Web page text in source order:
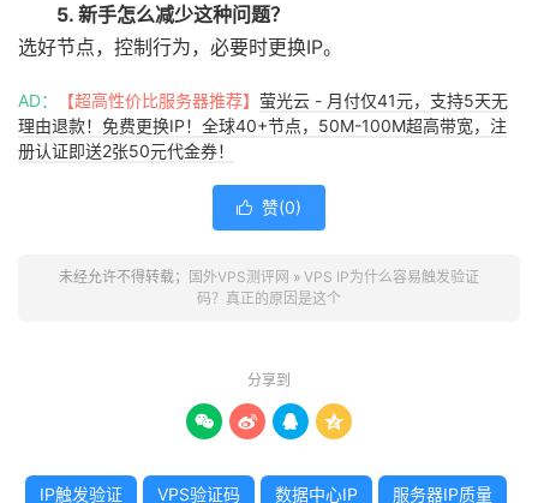
5. 新手怎么减少这种问题？
选好节点，控制行为，必要时更换IP。
AD： 【超高性价比服务器推荐】 萤光云 - 月付仅41元，支持5天无
理由退款！免费更换IP！全球40+节点，50M-100M超高带宽，注
册认证即送2张50元代金券！
 赞(0)
未经允许不得转载； 国外VPS测评网 » VPS IP为什么容易触发验证
码？真正的原因是这个
分享到
   
IP触发验证 VPS验证码 数据中心IP 服务器IP质量